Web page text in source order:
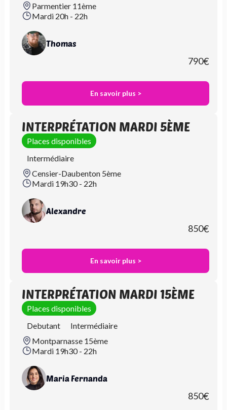
Parmentier 11ème
Mardi 20h - 22h
Thomas
790€
En savoir plus >
INTERPRÉTATION MARDI 5ÈME
Places disponibles
Intermédiaire
Censier-Daubenton 5ème
Mardi 19h30 - 22h
Alexandre
850€
En savoir plus >
INTERPRÉTATION MARDI 15ÈME
Places disponibles
Debutant
Intermédiaire
Montparnasse 15ème
Mardi 19h30 - 22h
Maria Fernanda
850€